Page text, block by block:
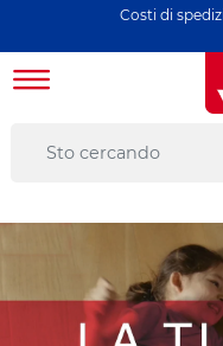
Costi di